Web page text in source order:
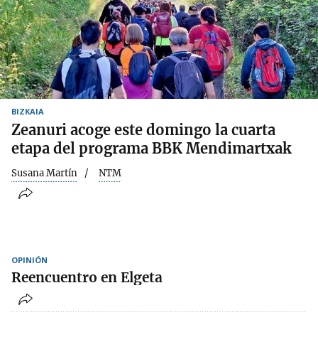
BIZKAIA
Zeanuri acoge este domingo la cuarta
etapa del programa BBK Mendimartxak
Susana Martín NTM
OPINIÓN
Reencuentro en Elgeta